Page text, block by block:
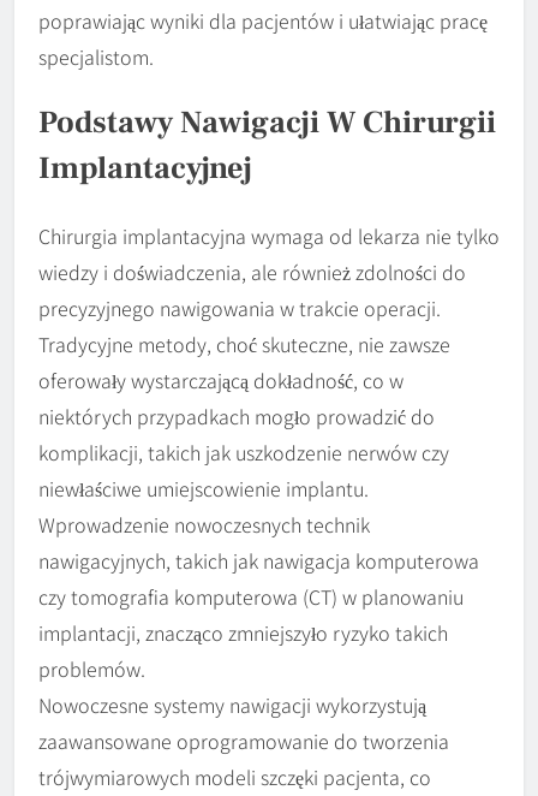
poprawiając wyniki dla pacjentów i ułatwiając pracę
specjalistom.
Podstawy Nawigacji W Chirurgii
Implantacyjnej
Chirurgia implantacyjna wymaga od lekarza nie tylko
wiedzy i doświadczenia, ale również zdolności do
precyzyjnego nawigowania w trakcie operacji.
Tradycyjne metody, choć skuteczne, nie zawsze
oferowały wystarczającą dokładność, co w
niektórych przypadkach mogło prowadzić do
komplikacji, takich jak uszkodzenie nerwów czy
niewłaściwe umiejscowienie implantu.
Wprowadzenie nowoczesnych technik
nawigacyjnych, takich jak nawigacja komputerowa
czy tomografia komputerowa (CT) w planowaniu
implantacji, znacząco zmniejszyło ryzyko takich
problemów.
Nowoczesne systemy nawigacji wykorzystują
zaawansowane oprogramowanie do tworzenia
trójwymiarowych modeli szczęki pacjenta, co